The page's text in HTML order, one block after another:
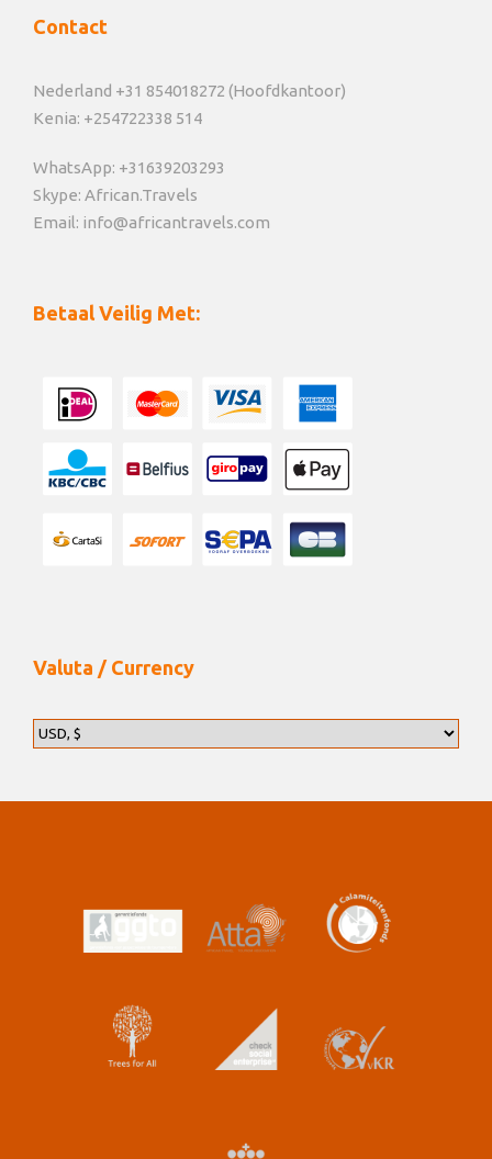
Contact
Nederland +31 854018272 (Hoofdkantoor)
Kenia: +254722338 514
WhatsApp: +31639203293
Skype: African.Travels
Email: info@africantravels.com
Betaal Veilig Met:
Valuta / Currency